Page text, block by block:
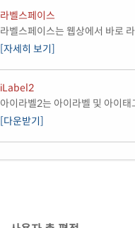
라벨스페이스
라벨스페이스는 웹상에서 바로
[자세히 보기]
iLabel2
아이라벨2는 아이라벨 및 아이
[다운받기]